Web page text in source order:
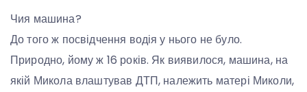
Чия машина?
До того ж посвідчення водія у нього не було.
Природно, йому ж 16 років. Як виявилося, машина, на
якій Микола влаштував ДТП, належить матері Миколи,